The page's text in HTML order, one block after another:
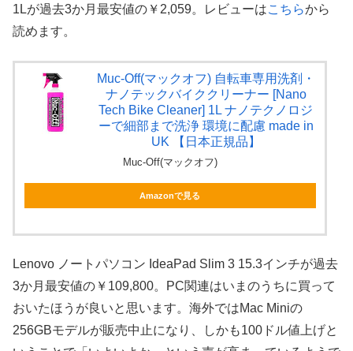
1Lが過去3か月最安値の￥2,059。レビューはこちらから
読めます。
Muc-Off(マックオフ) 自転車専用洗剤・
ナノテックバイククリーナー [Nano
Tech Bike Cleaner] 1L ナノテクノロジ
ーで細部まで洗浄 環境に配慮 made in
UK 【日本正規品】
Muc-Off(マックオフ)
Amazonで見る
Lenovo ノートパソコン IdeaPad Slim 3 15.3インチが過去
3か月最安値の￥109,800。PC関連はいまのうちに買って
おいたほうが良いと思います。海外ではMac Miniの
256GBモデルが販売中止になり、しかも100ドル値上げと